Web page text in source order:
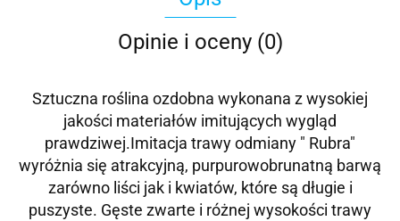
Opinie i oceny (0)
Sztuczna roślina ozdobna wykonana z wysokiej
jakości materiałów imitujących wygląd
prawdziwej.Imitacja trawy odmiany " Rubra"
wyróżnia się atrakcyjną, purpurowobrunatną barwą
zarówno liści jak i kwiatów, które są długie i
puszyste. Gęste zwarte i różnej wysokości trawy